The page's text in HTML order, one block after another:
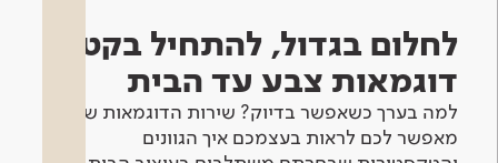
לחלום בגדול, להתחיל בקטן -
דוגמאות צבע עד הבית
למה בערך כשאפשר בדיוק? שירות הדוגמאות שלנו
מאפשר לכם לראות בעצמכם איך הגוונים